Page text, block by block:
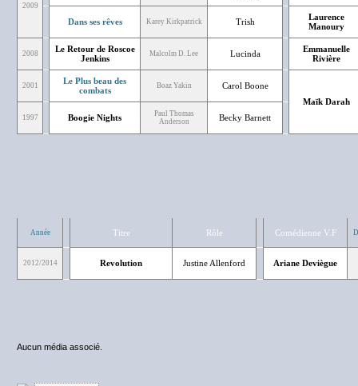
2009
Dans ses rêves Karey Kirkpatrick Trish
Laurence
Manoury
2008
Le Retour de Roscoe
Jenkins
Malcolm D. Lee Lucinda
Emmanuelle
Rivière
2001
Le Plus beau des
combats
Boaz Yakin
Carol Boone
Maïk Darah
1997 Boogie Nights
Paul Thomas
Anderson
Becky Barnett
Année Titre Rôle Comédienne V.F
2012/2014 Revolution Justine Allenford Ariane Deviègue
Aucun média associé.